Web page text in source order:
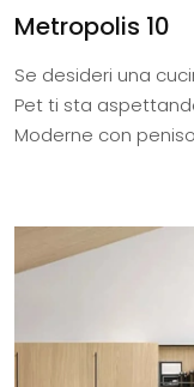
Metropolis 10
Se desideri una
Pet ti sta
Moderne con